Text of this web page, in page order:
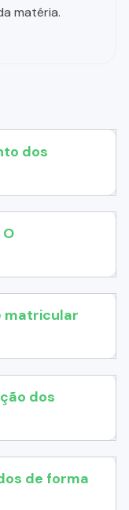
matéria.
dos
matricular
dos
de forma